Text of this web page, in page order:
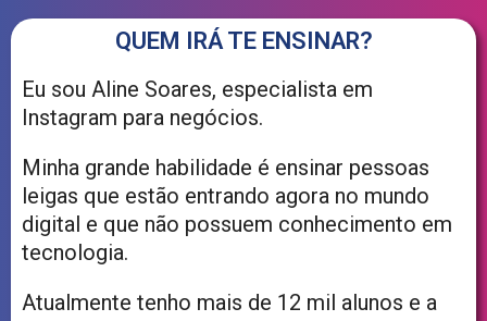
QUEM IRÁ TE ENSINAR?
Eu sou Aline Soares, especialista em
Instagram para negócios.
Minha grande habilidade é ensinar pessoas
leigas que estão entrando agora no mundo
digital e que não possuem conhecimento em
tecnologia.
Atualmente tenho mais de 12 mil alunos e a